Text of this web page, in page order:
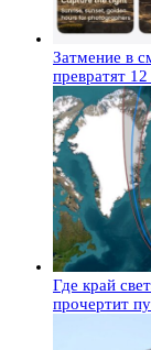
Затмение в
превратят
Где край
прочертит